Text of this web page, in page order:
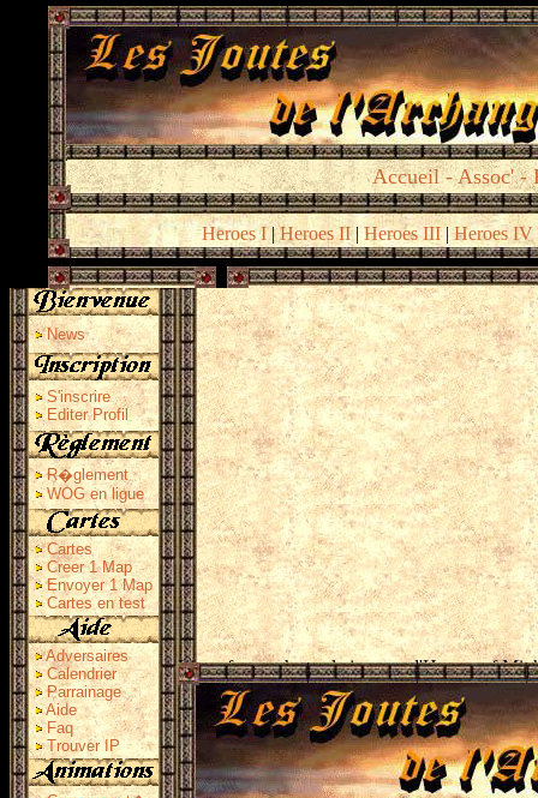
Accueil -Assoc' -
Heroes I|Heroes II| Heroes III|Heroes IV
News
S'inscrire
Editer Profil
R�glement
WOG en ligue
Cartes
Creer 1 Map
Envoyer 1 Map
Cartes en test
Adversaires
Calendrier
Parrainage
Aide
Faq
Trouver IP